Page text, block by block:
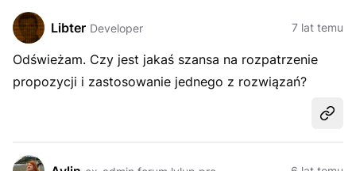
Libter Developer 7 lat temu
Odświeżam. Czy jest jakaś szansa na rozpatrzenie
propozycji i zastosowanie jednego z rozwiązań?